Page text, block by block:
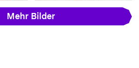
Mehr Bilder